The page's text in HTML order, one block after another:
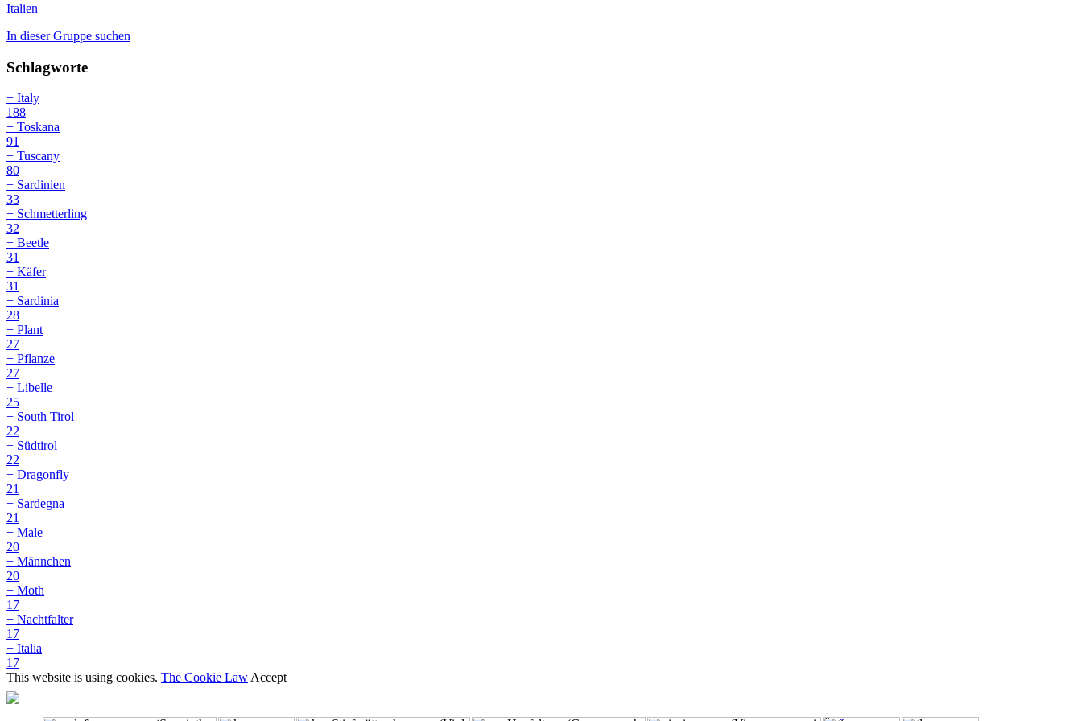
Italien
In dieser Gruppe suchen
Schlagworte
+ Italy
188
+ Toskana
91
+ Tuscany
80
+ Sardinien
33
+ Schmetterling
32
+ Beetle
31
+ Käfer
31
+ Sardinia
28
+ Plant
27
+ Pflanze
27
+ Libelle
25
+ South Tirol
22
+ Südtirol
22
+ Dragonfly
21
+ Sardegna
21
+ Male
20
+ Männchen
20
+ Moth
17
+ Nachtfalter
17
+ Italia
17
This website is using cookies. The Cookie Law Accept